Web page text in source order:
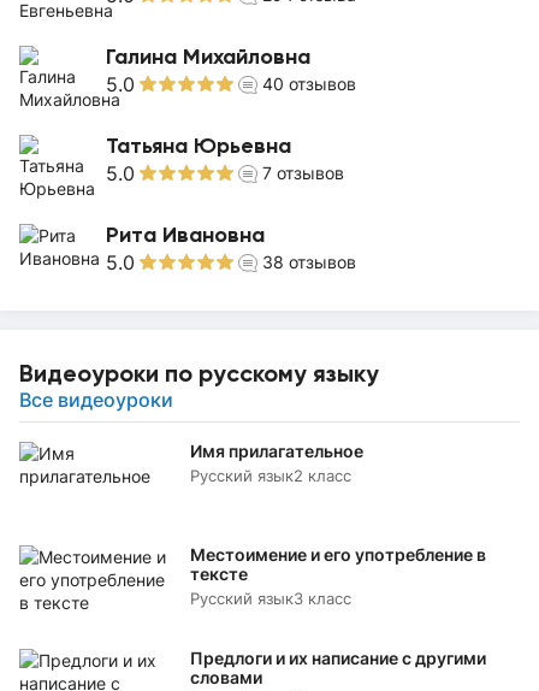
Галина Михайловна
5.0 40 отзывов
Татьяна Юрьевна
5.0 7 отзывов
Рита Ивановна
5.0 38 отзывов
Видеоуроки по русскому языку
Все видеоуроки
Имя прилагательное
Русский язык2 класс
Местоимение и его употребление в
тексте
Русский язык3 класс
Предлоги и их написание с другими
словами